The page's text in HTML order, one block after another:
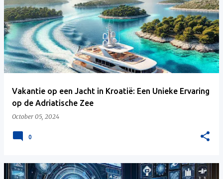
Vakantie op een Jacht in Kroatië: Een Unieke Ervaring
op de Adriatische Zee
October 05, 2024
0